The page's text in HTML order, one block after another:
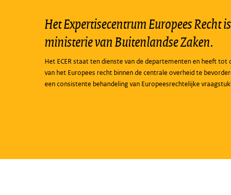
Het Expertisecentrum Europees Recht
ministerie van Buitenlandse Zaken.
Het ECER staat ten dienste van de departementen en heeft
van het Europees recht binnen de centrale overheid te
een consistente behandeling van Europeesrechtelijke